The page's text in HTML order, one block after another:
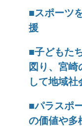
■スポーツ
援
■子どもた
図り、宮崎
して地域社
■パラスポ
の価値や多